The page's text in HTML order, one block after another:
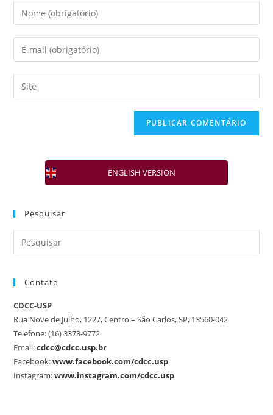
ENGLISH VERSION
Pesquisar
Contato
CDCC-USP
Rua Nove de Julho, 1227, Centro – São Carlos, SP, 13560-042
Telefone: (16) 3373-9772
Email:cdcc@cdcc.usp.br
Facebook:www.facebook.com/cdcc.usp
Instagram:www.instagram.com/cdcc.usp